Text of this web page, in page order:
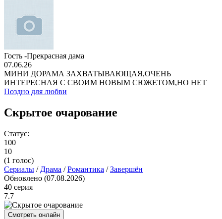
Гость -Прекрасная дама
07.06.26
МИНИ ДОРАМА ЗАХВАТЫВАЮЩАЯ,ОЧЕНЬ
ИНТЕРЕСНАЯ С СВОИМ НОВЫМ СЮЖЕТОМ,НО НЕТ
Поздно для любви
Скрытое очарование
Статус:
100
10
(1 голос)
Сериалы / Драма /Романтика /Завершён
Обновлено (07.08.2026)
40 серия
7.7
Смотреть онлайн